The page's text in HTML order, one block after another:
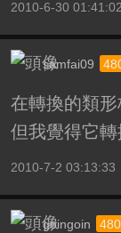
2010-6-30 01:41:02
samfai09
在轉換的類
但我覺得它
2010-7-2 03:13:33
goingoin